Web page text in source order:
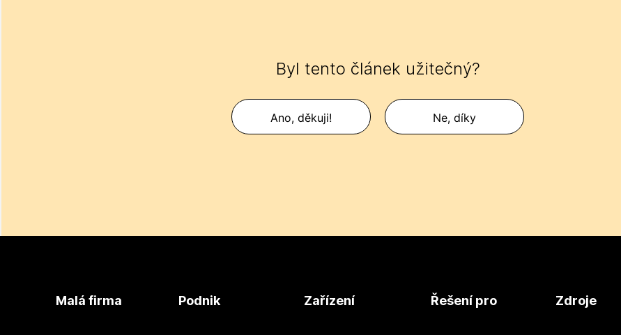
Byl tento článek užitečný?
Ano, děkuji! Ne, díky
Malá firma Podnik Zařízení Řešení pro Zdroje